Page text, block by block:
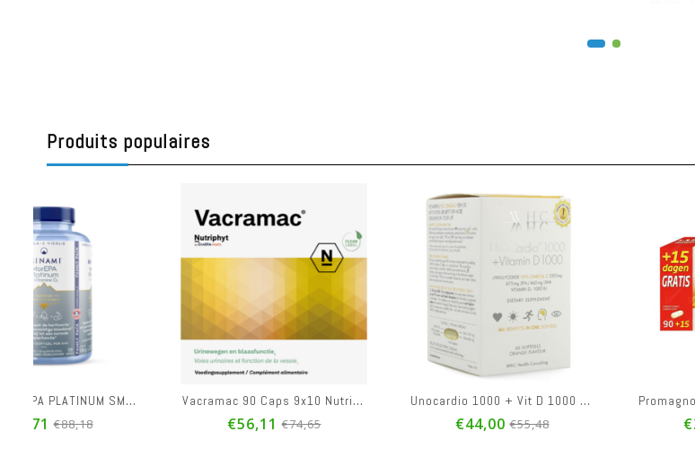
Produits populaires
Vacramac 90 Caps 9x10 Nutriphyt Unocardio 1000 + Vit D 1000 Softgels 60 Promagnor Promopack Caps 90+15